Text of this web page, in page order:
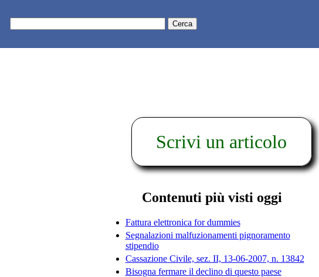
Scrivi un articolo
Contenuti più visti oggi
Fattura elettronica for dummies
Segnalazioni malfuzionamenti pignoramento
stipendio
Cassazione Civile, sez. II, 13-06-2007, n. 13842
Bisogna fermare il declino di questo paese